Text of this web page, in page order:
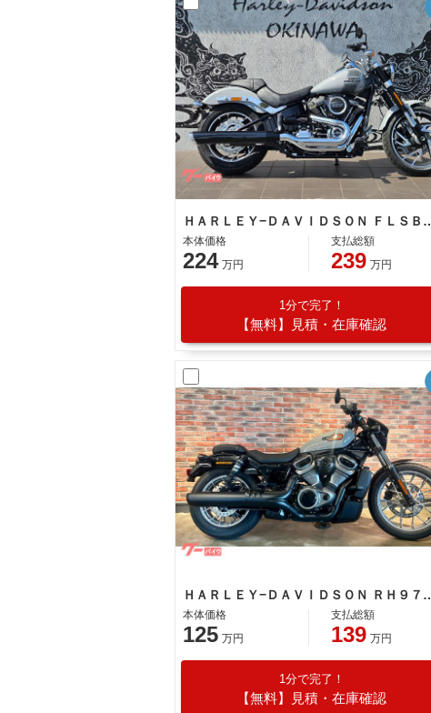
ＨＡＲＬＥＹ−ＤＡＶＩＤＳＯＮ
本体価格
224 万円
支払総額
239 万円
1分で完了！
【無料】見積・在庫確認
ＨＡＲＬＥＹ−ＤＡＶＩＤＳＯＮ ＲＨ９７５Ｓ ナイトスタースペシャル
本体価格
125 万円
支払総額
139 万円
1分で完了！
【無料】見積・在庫確認